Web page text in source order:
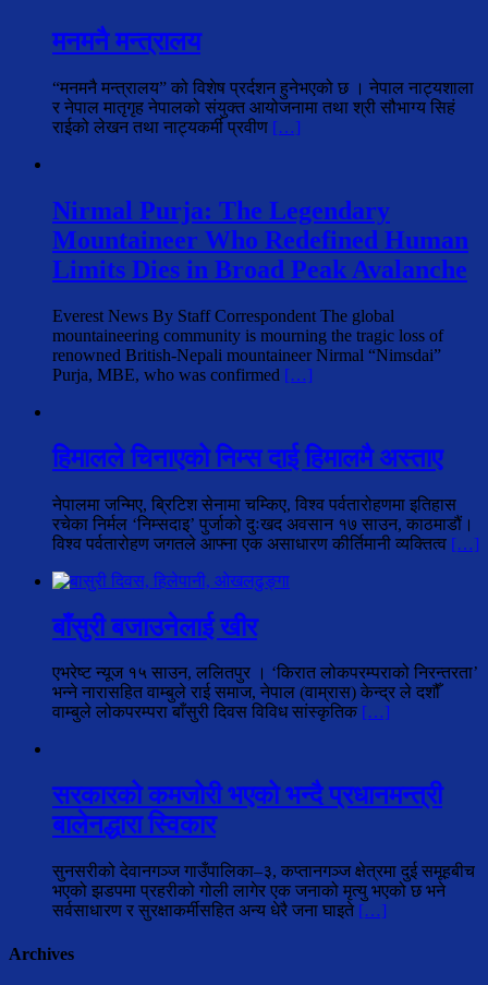
मनमनै मन्त्रालय
“मनमनै मन्त्रालय” को विशेष प्रर्दशन हुनेभएको छ । नेपाल नाट्यशाला
र नेपाल मातृगृह नेपालको संयुक्त आयोजनामा तथा श्री सौभाग्य सिहं
राईको लेखन तथा नाट्यकर्मी प्रवीण […]
Nirmal Purja: The Legendary
Mountaineer Who Redefined Human
Limits Dies in Broad Peak Avalanche
Everest News By Staff Correspondent The global
mountaineering community is mourning the tragic loss of
renowned British-Nepali mountaineer Nirmal “Nimsdai”
Purja, MBE, who was confirmed […]
हिमालले चिनाएको निम्स दाई हिमालमै अस्ताए
नेपालमा जन्मिए, ब्रिटिश सेनामा चम्किए, विश्व पर्वतारोहणमा इतिहास
रचेका निर्मल ‘निम्सदाइ’ पुर्जाको दुःखद अवसान १७ साउन, काठमाडौं।
विश्व पर्वतारोहण जगतले आफ्ना एक असाधारण कीर्तिमानी व्यक्तित्व […]
बाँसुरी बजाउनेलाई खीर
एभरेष्ट न्यूज १५ साउन, ललितपुर । ‘किरात लोकपरम्पराको निरन्तरता’
भन्ने नारासहित वाम्बुले राई समाज, नेपाल (वाम्रास) केन्द्र ले दशौँ
वाम्बुले लोकपरम्परा बाँसुरी दिवस विविध सांस्कृतिक […]
सरकारको कमजोरी भएको भन्दै प्रधानमन्त्री
बालेनद्धारा स्विकार
सुनसरीको देवानगञ्ज गाउँपालिका–३, कप्तानगञ्ज क्षेत्रमा दुई समूहबीच
भएको झडपमा प्रहरीको गोली लागेर एक जनाको मृत्यु भएको छ भने
सर्वसाधारण र सुरक्षाकर्मीसहित अन्य धेरै जना घाइते […]
Archives